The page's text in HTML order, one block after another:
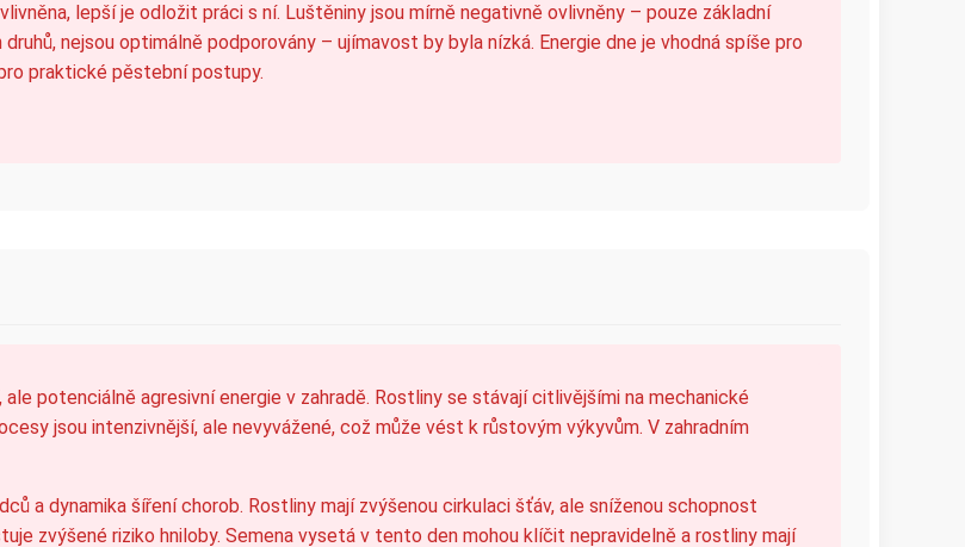
lepší je odložit práci s ní. Luštěniny jsou mírně negativně ovlivněny – pouze základní
nejsou optimálně podporovány – ujímavost by byla nízká. Energie dne je vhodná spíše pro
praktické pěstební postupy.
potenciálně agresivní energie v zahradě. Rostliny se stávají citlivějšími na mechanické
jsou intenzivnější, ale nevyvážené, což může vést k růstovým výkyvům. V zahradním
a dynamika šíření chorob. Rostliny mají zvýšenou cirkulaci šťáv, ale sníženou schopnost
zvýšené riziko hniloby. Semena vysetá v tento den mohou klíčit nepravidelně a rostliny mají